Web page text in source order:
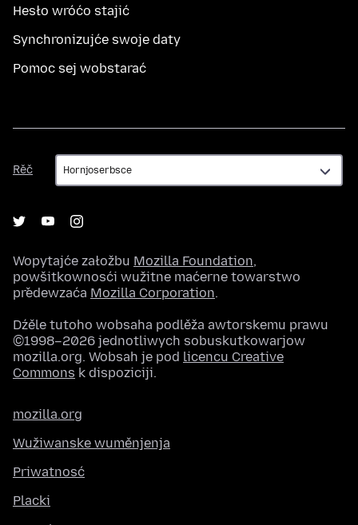
Hesło wróćo stajić
Synchronizujće swoje daty
Pomoc sej wobstarać
Rěč
Rěč
Wopytajće załožbu Mozilla Foundation,
powšitkownosći wužitne maćerne towarstwo
předewzaća Mozilla Corporation.
Dźěle tutoho wobsaha podlěža awtorskemu prawu
©1998–2026 jednotliwych sobuskutkowarjow
mozilla.org. Wobsah je pod licencu Creative
Commons k dispoziciji.
mozilla.org
Wužiwanske wuměnjenja
Priwatnosć
Placki